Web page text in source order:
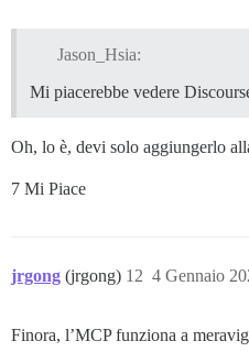
Jason_Hsia:
Mi piacerebbe vedere
Oh, lo è, devi solo aggiungerlo
7 Mi Piace
jrgong (jrgong) 4 Gennaio
12
Finora, l’MCP funziona a